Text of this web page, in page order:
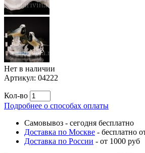
Нет в наличии
Артикул: 04222
Кол-во
Подробнее о способах оплаты
Самовывоз - сегодня бесплатно
Доставка по Москве - бесплатно
Доставка по России - от 1000 руб